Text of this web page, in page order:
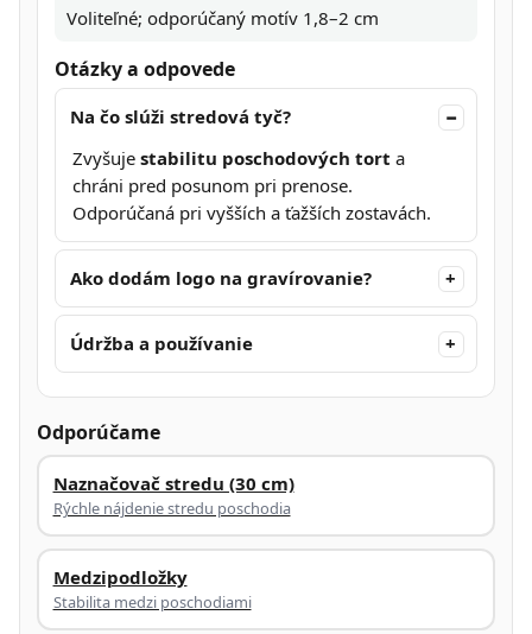
Voliteľné; odporúčaný motív 1,8–2 cm
Otázky a odpovede
Na čo slúži stredová tyč?
Zvyšuje stabilitu poschodových tort a
chráni pred posunom pri prenose.
Odporúčaná pri vyšších a ťažších zostavách.
Ako dodám logo na gravírovanie?
Údržba a používanie
Odporúčame
Naznačovač stredu (30 cm)
Rýchle nájdenie stredu poschodia
Medzipodložky
Stabilita medzi poschodiami